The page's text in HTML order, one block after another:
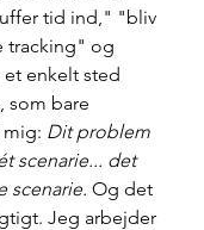
tid ind," "bliv
tracking" og
enkelt sted
som bare
Dit problem
scenarie... det
scenarie. Og det
Jeg arbejder